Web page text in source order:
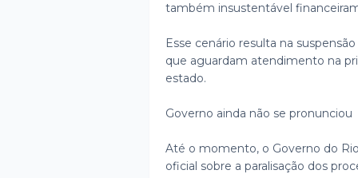
também insustentável
Esse cenário resulta na
que aguardam atendimento na
estado.
Governo ainda não se pronunciou
Até o momento, o Governo do
oficial sobre a paralisação dos